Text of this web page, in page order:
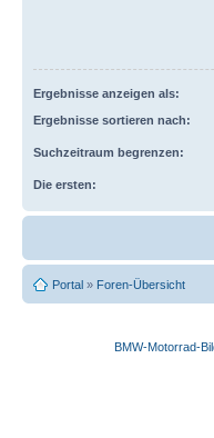
Ergebnisse anzeigen als:
Ergebnisse sortieren nach:
Suchzeitraum begrenzen:
Die ersten:
Portal » Foren-Übersicht
BMW-Motorrad-